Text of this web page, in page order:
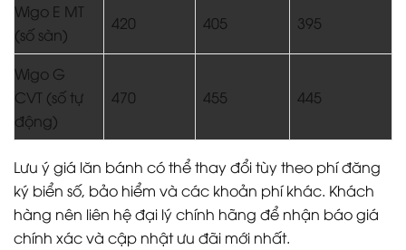
Wigo E MT
(số sàn)
420 405 395
Wigo G
CVT (số tự
động)
470 455 445
Lưu ý giá lăn bánh có thể thay đổi tùy theo phí đăng
ký biển số, bảo hiểm và các khoản phí khác. Khách
hàng nên liên hệ đại lý chính hãng để nhận báo giá
chính xác và cập nhật ưu đãi mới nhất.